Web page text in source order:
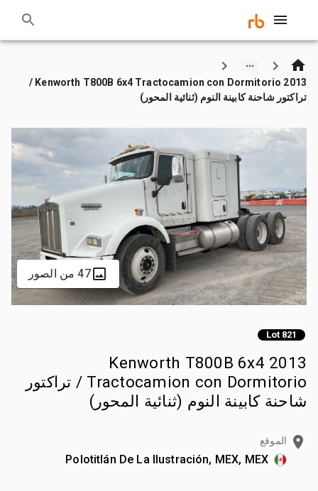
2013 Kenworth T800B 6x4 Tractocamion con Dormitorio /
تراكتور شاحنة كابينة النوم (ثنائية المحور)
47 من الصور
Lot 821
2013 Kenworth T800B 6x4
Tractocamion con Dormitorio / تراكتور
شاحنة كابينة النوم (ثنائية المحور)
الموقع
Polotitlán De La Ilustración, MEX, MEX